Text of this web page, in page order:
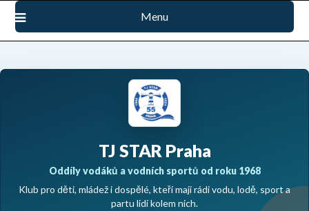
Přejdi
obsah
Menu
TJ STAR Praha
Oddíly vodáků a vodních sportů od roku 1968
Klub pro děti, mládež i dospělé, kteří mají rádi vodu, lodě, sport a
partu lidí kolem nich.